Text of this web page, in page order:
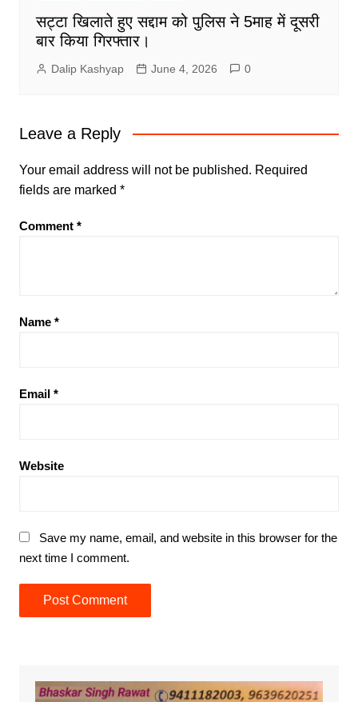
सट्टा खिलाते हुए सद्दाम को पुलिस ने 5माह में दूसरी
बार किया गिरफ्तार।
Dalip Kashyap June 4, 2026 0
Leave a Reply
Your email address will not be published. Required
fields are marked *
Comment *
Name *
Email *
Website
Save my name, email, and website in this browser for the
next time I comment.